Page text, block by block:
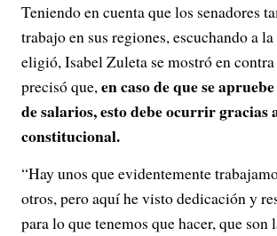
Teniendo en cuenta que los senadores
trabajo en sus regiones, escuchando a
eligió, Isabel Zuleta se mostró en
precisó que,en caso de que se
de salarios, esto debe ocurrir gracias
constitucional.
“Hay unos que evidentemente
otros, pero aquí he visto dedicación y
para lo que tenemos que hacer, que son